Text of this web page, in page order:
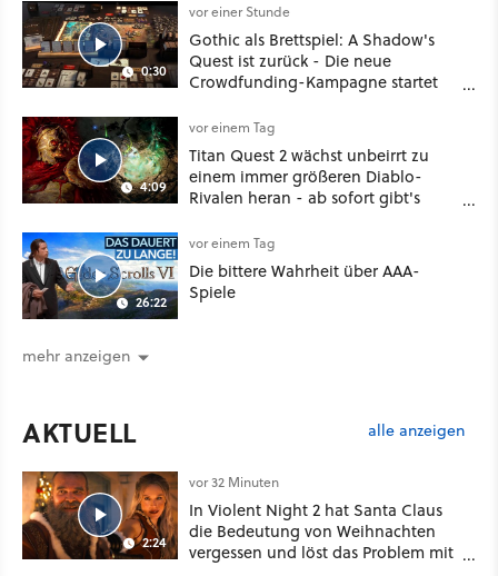
0:30
vor einer Stunde
Gothic als Brettspiel: A Shadow's
Quest ist zurück - Die neue
Crowdfunding-Kampagne startet
4:09
vor einem Tag
Titan Quest 2 wächst unbeirrt zu
einem immer größeren Diablo-
Rivalen heran - ab sofort gibt's
Klasse
26:22
vor einem Tag
Die bittere Wahrheit über AAA-
Spiele
mehr anzeigen
AKTUELL alle anzeigen
2:24
vor 32 Minuten
In Violent Night 2 hat Santa Claus
die Bedeutung von Weihnachten
vergessen und löst das Problem mit